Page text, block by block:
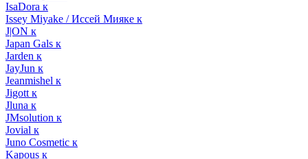
IsaDora к
Issey Miyake / Иссей Мияке к
J|ON к
Japan Gals к
Jarden к
JayJun к
Jeanmishel к
Jigott к
Jluna к
JMsolution к
Jovial к
Juno Cosmetic к
Kapous к